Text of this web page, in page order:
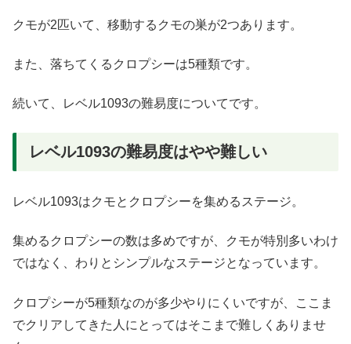
クモが2匹いて、移動するクモの巣が2つあります。
また、落ちてくるクロプシーは5種類です。
続いて、レベル1093の難易度についてです。
レベル1093の難易度はやや難しい
レベル1093はクモとクロプシーを集めるステージ。
集めるクロプシーの数は多めですが、クモが特別多いわけ
ではなく、わりとシンプルなステージとなっています。
クロプシーが5種類なのが多少やりにくいですが、ここま
でクリアしてきた人にとってはそこまで難しくありませ